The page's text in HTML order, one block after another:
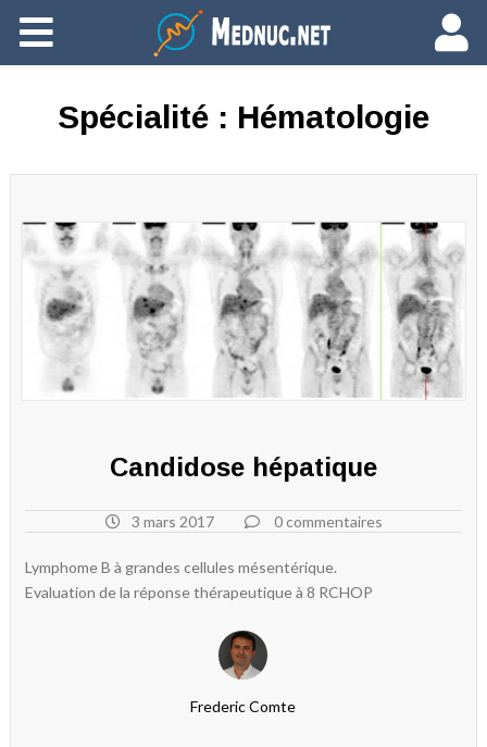
Ajouter du contenu
Spécialité : Hématologie
Candidose hépatique
3 mars 2017 0 commentaires
Lymphome B à grandes cellules mésentérique.
Evaluation de la réponse thérapeutique à 8 RCHOP
Frederic Comte